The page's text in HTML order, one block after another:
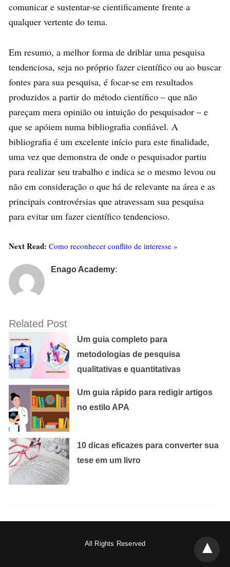
comunicar e sustentar-se cientificamente frente a
qualquer vertente do tema.
Em resumo, a melhor forma de driblar uma pesquisa
tendenciosa, seja no próprio fazer científico ou ao buscar
fontes para sua pesquisa, é focar-se em resultados
produzidos a partir do método científico – que não
pareçam mera opinião ou intuição do pesquisador – e
que se apóiem numa bibliografia confiável. A
bibliografia é um excelente início para este finalidade,
uma vez que demonstra de onde o pesquisador partiu
para realizar seu trabalho e indica se o mesmo levou ou
não em consideração o que há de relevante na área e as
principais controvérsias que atravessam sua pesquisa
para evitar um fazer científico tendencioso.
Next Read: Como reconhecer conflito de interesse »
Enago Academy:
Related Post
Um guia completo para
metodologias de pesquisa
qualitativas e quantitativas
Um guia rápido para redigir artigos
no estilo APA
10 dicas eficazes para converter sua
tese em um livro
All Rights Reserved